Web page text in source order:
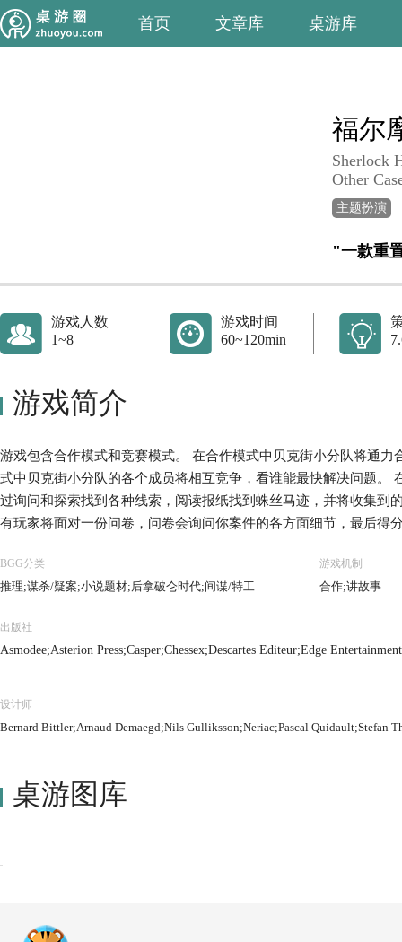
首页 文章库 桌游库
福尔
Sherlock
Other
主题扮演
"一款重
游戏人数
1~8
游戏时间
60~120min
游戏简介
游戏包含合作模式和竞赛模式。 在合作模式中贝克街小分队将通
式中贝克街小分队的各个成员将相互竞争，看谁能最快解决问题。
过询问和探索找到各种线索，阅读报纸找到蛛丝马迹，并将收集到
有玩家将面对一份问卷，问卷会询问你案件的各方面细节，最后得
BGG分类
推理;谋杀/疑案;小说题材;后拿破仑时代;间谍/特工
游戏机制
合作;讲故事
出版社
Asmodee;Asterion Press;Casper;Chessex;Descartes Editeur;Edge
设计师
Bernard Bittler;Arnaud Demaegd;Nils Gulliksson;Neriac;Pascal Quidault;Stefan
桌游图库